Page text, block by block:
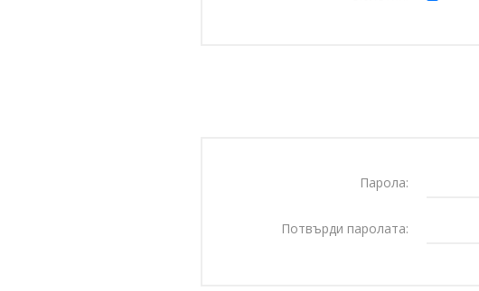
Парола:
Потвърди паролата: